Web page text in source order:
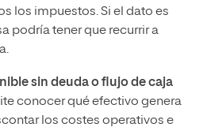
los impuestos. Si el dato es
podría tener que recurrir a
sin deuda o flujo de caja
conocer qué efectivo genera
los costes operativos e